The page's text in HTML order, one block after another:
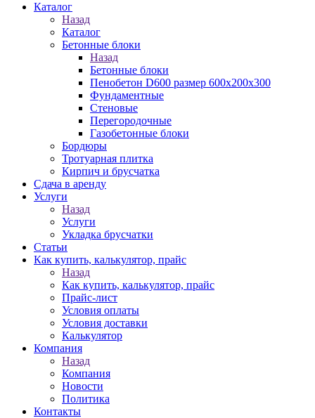
Каталог
Назад
Каталог
Бетонные блоки
Назад
Бетонные блоки
Пенобетон D600 размер 600х200х300
Фундаментные
Стеновые
Перегородочные
Газобетонные блоки
Бордюры
Тротуарная плитка
Кирпич и брусчатка
Сдача в аренду
Услуги
Назад
Услуги
Укладка брусчатки
Статьи
Как купить, калькулятор, прайс
Назад
Как купить, калькулятор, прайс
Прайс-лист
Условия оплаты
Условия доставки
Калькулятор
Компания
Назад
Компания
Новости
Политика
Контакты